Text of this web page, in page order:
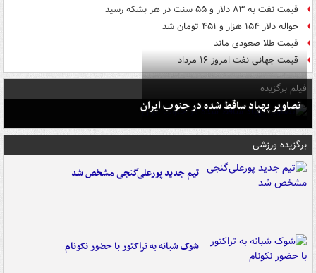
قیمت نفت به ۸۳ دلار و ۵۵ سنت در هر بشکه رسید
حواله دلار ۱۵۴ هزار و ۴۵۱ تومان شد
قیمت طلا صعودی ماند
قیمت جهانی نفت امروز ۱۶ مرداد
فیلم برگزیده
تصاویر پهپاد ساقط شده در جنوب ایران
برگزیده ورزشی
تیم جدید پورعلی‌گنجی مشخص شد
شوک شبانه به تراکتور با حضور نکونام